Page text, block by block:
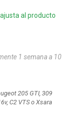
al producto
1 semana a 10
205 GTI, 309
C2 VTS o Xsara